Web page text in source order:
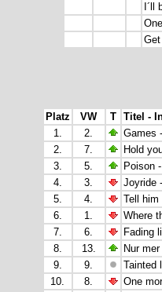
I´ll
Platz VW T
Titel -
1.
2.
Games
2.
7.
Hold
3.
5.
Poison
4.
3.
Joyride
5.
4.
Tell him
6.
1.
Where
7.
6.
Fading
8.
13.
Nur
9.
9.
Tainted
10.
8.
One